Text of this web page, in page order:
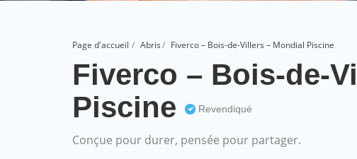
Page d'accueil Abris Fiverco – Bois-de-Villers – Mondial Piscine
Fiverco – Bois-de-
Piscine
Revendiqué
Conçue pour durer, pensée pour partager.